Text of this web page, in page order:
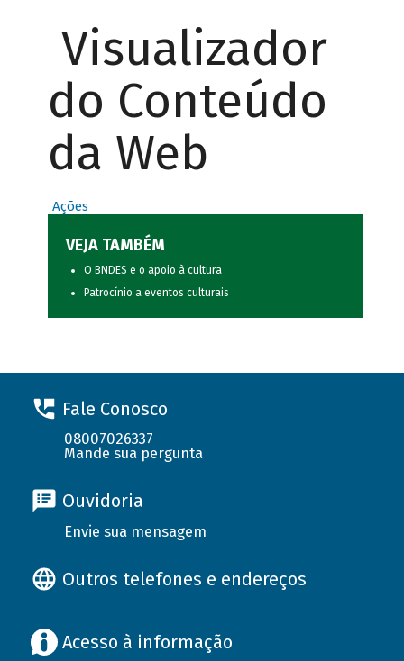
Visualizador
do Conteúdo
da Web
Ações
VEJA TAMBÉM
O BNDES e o apoio à cultura
Patrocínio a eventos culturais
Fale Conosco
08007026337
Mande sua pergunta
Ouvidoria
Envie sua mensagem
Outros telefones e endereços
Acesso à informação